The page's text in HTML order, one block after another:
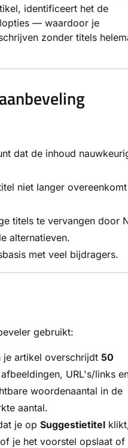
identificeert het de
— waardoor je
zonder titels
dat de inhoud
niet langer
titels te vervangen door
alternatieven.
met veel bijdragers.
gebruikt:
je artikel overschrijdt 50
URL's/links
woordenaantal in de
aantal.
je op Suggestietitel
je het voorstel opslaat of